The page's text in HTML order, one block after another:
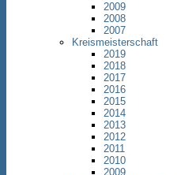
2009
2008
2007
Kreismeisterschaft
2019
2018
2017
2016
2015
2014
2013
2012
2011
2010
2009